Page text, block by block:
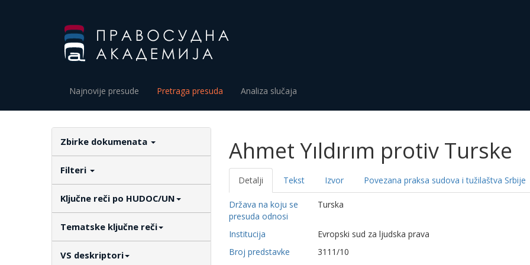
Najnovije presude Pretraga presuda Analiza slučaja
Zbirke dokumenata
Filteri
Ključne reči po HUDOC/UN
Tematske ključne reči
VS deskriptori
Ahmet Yıldırım protiv Turske
Detalji Tekst Izvor Povezana praksa sudova i tužilaštva Srbije
Država na koju se
presuda odnosi
Turska
Institucija
Evropski sud za ljudska prava
Broj predstavke
3111/10